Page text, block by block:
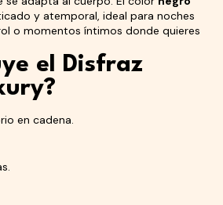
y atemporal, ideal para noches
o momentos íntimos donde quieres
el Disfraz
en cadena.